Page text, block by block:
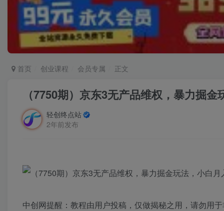
首页 创业课程 会员专属 正文
（7750期）京东3无产品维权，暴力掘
轻创终点站
2年前发布
中创网提醒：教程由用户投稿，仅做揭秘之用，请勿用